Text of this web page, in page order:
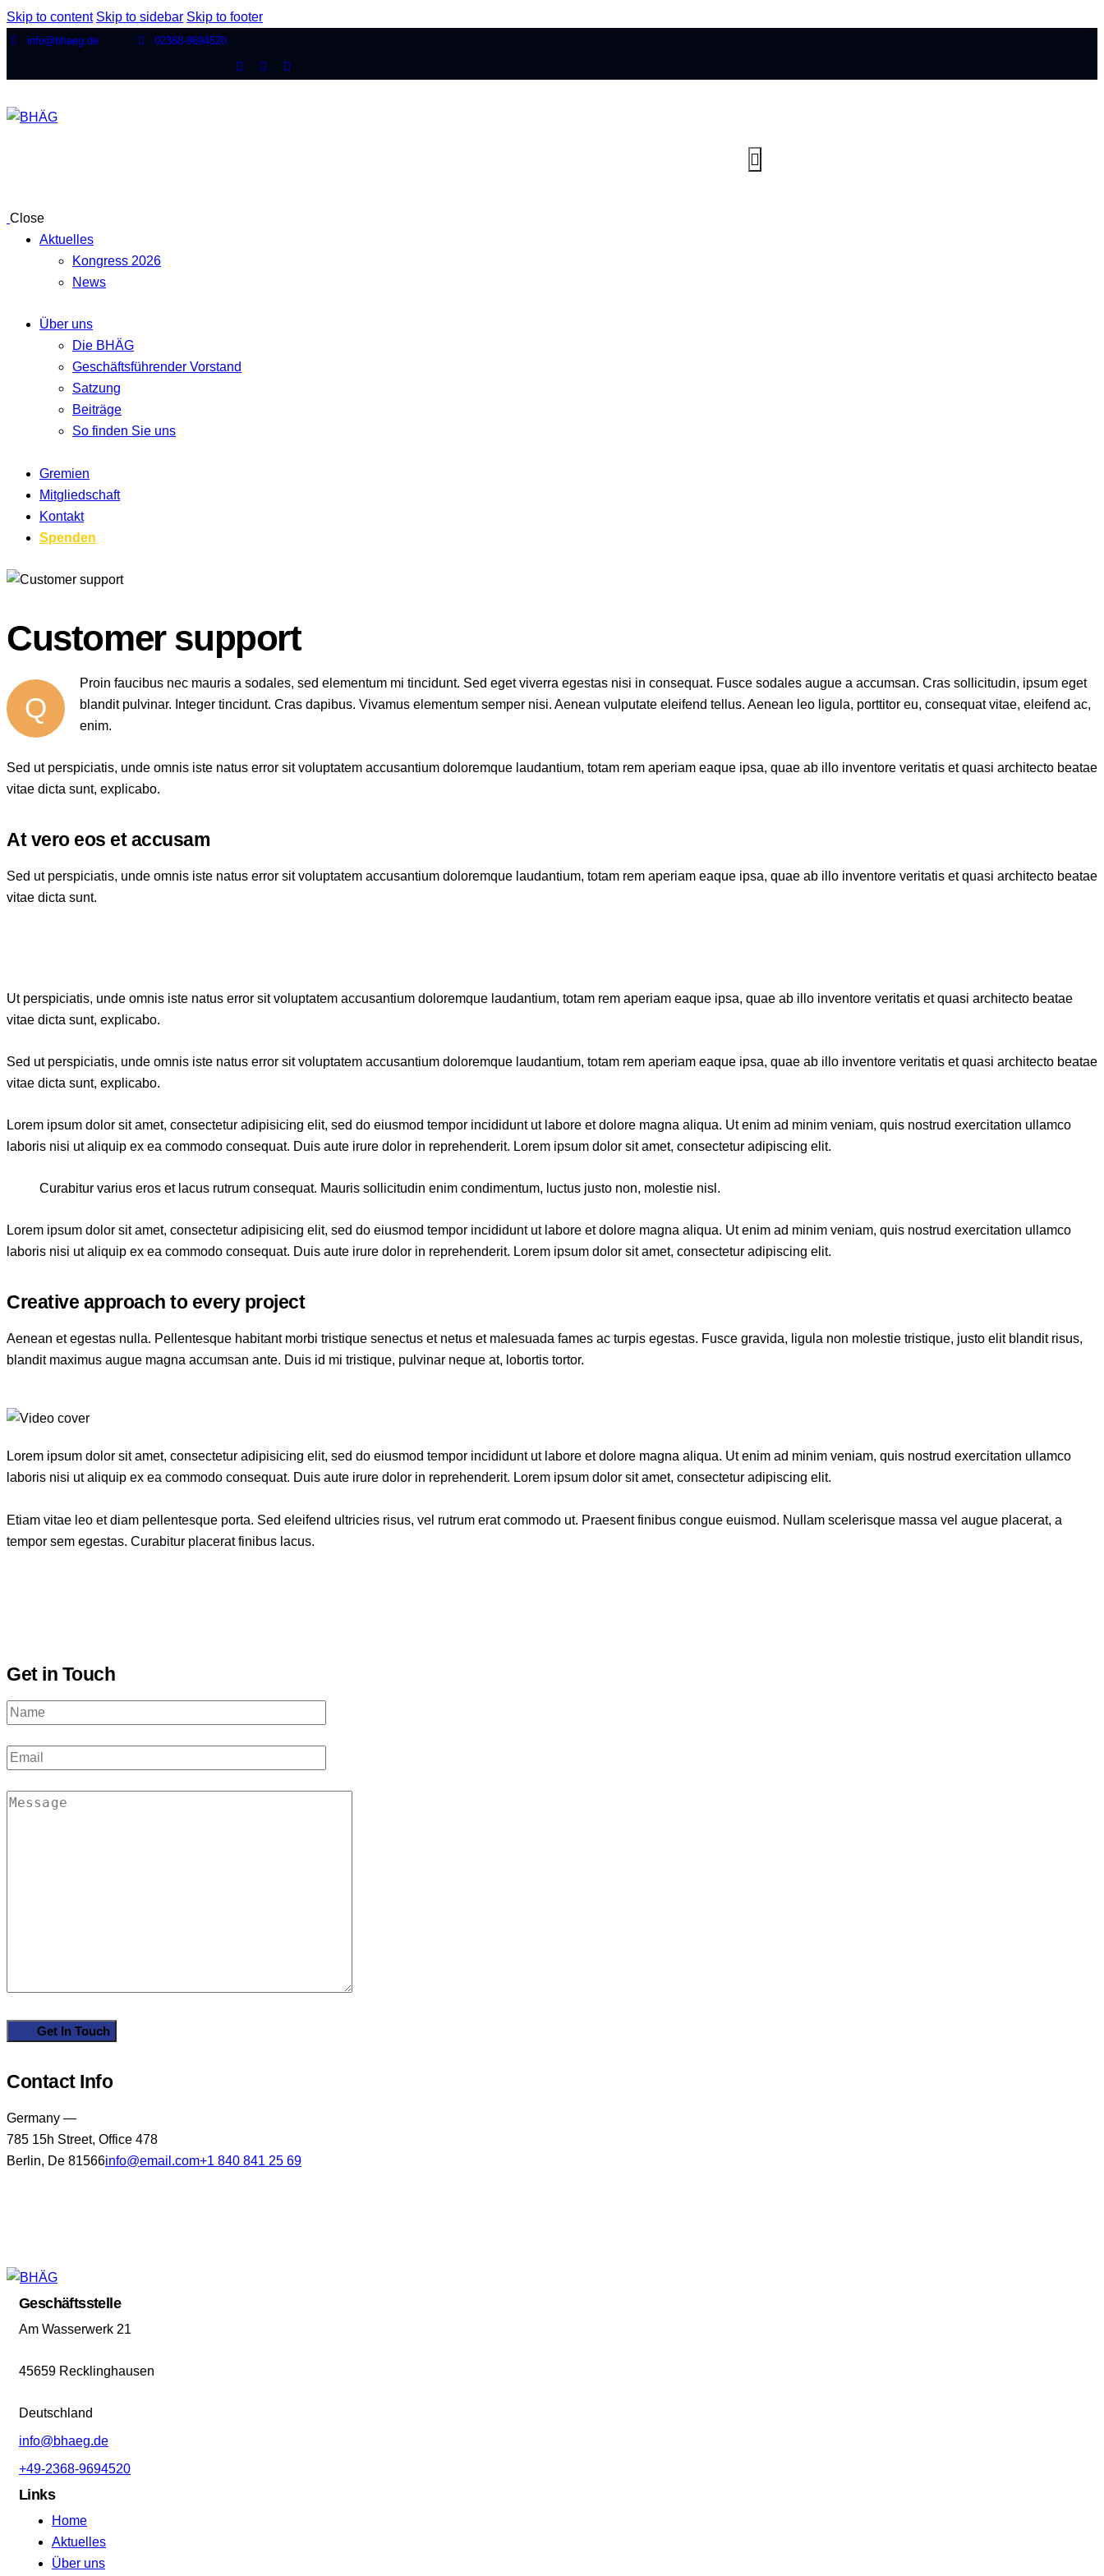
Skip to content Skip to sidebar Skip to footer
info@bhaeg.de 02368-9694520
Close
Aktuelles
Kongress 2026
News
Über uns
Die BHÄG
Geschäftsführender Vorstand
Satzung
Beiträge
So finden Sie uns
Gremien
Mitgliedschaft
Kontakt
Spenden
Customer support
Q
Proin faucibus nec mauris a sodales, sed elementum mi tincidunt. Sed eget viverra egestas nisi in consequat. Fusce sodales augue a accumsan. Cras sollicitudin, ipsum eget
blandit pulvinar. Integer tincidunt. Cras dapibus. Vivamus elementum semper nisi. Aenean vulputate eleifend tellus. Aenean leo ligula, porttitor eu, consequat vitae, eleifend ac,
enim.
Sed ut perspiciatis, unde omnis iste natus error sit voluptatem accusantium doloremque laudantium, totam rem aperiam eaque ipsa, quae ab illo inventore veritatis et quasi architecto beatae
vitae dicta sunt, explicabo.
At vero eos et accusam
Sed ut perspiciatis, unde omnis iste natus error sit voluptatem accusantium doloremque laudantium, totam rem aperiam eaque ipsa, quae ab illo inventore veritatis et quasi architecto beatae
vitae dicta sunt.
Ut perspiciatis, unde omnis iste natus error sit voluptatem accusantium doloremque laudantium, totam rem aperiam eaque ipsa, quae ab illo inventore veritatis et quasi architecto beatae
vitae dicta sunt, explicabo.
Sed ut perspiciatis, unde omnis iste natus error sit voluptatem accusantium doloremque laudantium, totam rem aperiam eaque ipsa, quae ab illo inventore veritatis et quasi architecto beatae
vitae dicta sunt, explicabo.
Lorem ipsum dolor sit amet, consectetur adipisicing elit, sed do eiusmod tempor incididunt ut labore et dolore magna aliqua. Ut enim ad minim veniam, quis nostrud exercitation ullamco
laboris nisi ut aliquip ex ea commodo consequat. Duis aute irure dolor in reprehenderit. Lorem ipsum dolor sit amet, consectetur adipiscing elit.
Curabitur varius eros et lacus rutrum consequat. Mauris sollicitudin enim condimentum, luctus justo non, molestie nisl.
Lorem ipsum dolor sit amet, consectetur adipisicing elit, sed do eiusmod tempor incididunt ut labore et dolore magna aliqua. Ut enim ad minim veniam, quis nostrud exercitation ullamco
laboris nisi ut aliquip ex ea commodo consequat. Duis aute irure dolor in reprehenderit. Lorem ipsum dolor sit amet, consectetur adipiscing elit.
Creative approach to every project
Aenean et egestas nulla. Pellentesque habitant morbi tristique senectus et netus et malesuada fames ac turpis egestas. Fusce gravida, ligula non molestie tristique, justo elit blandit risus,
blandit maximus augue magna accumsan ante. Duis id mi tristique, pulvinar neque at, lobortis tortor.
Lorem ipsum dolor sit amet, consectetur adipisicing elit, sed do eiusmod tempor incididunt ut labore et dolore magna aliqua. Ut enim ad minim veniam, quis nostrud exercitation ullamco
laboris nisi ut aliquip ex ea commodo consequat. Duis aute irure dolor in reprehenderit. Lorem ipsum dolor sit amet, consectetur adipiscing elit.
Etiam vitae leo et diam pellentesque porta. Sed eleifend ultricies risus, vel rutrum erat commodo ut. Praesent finibus congue euismod. Nullam scelerisque massa vel augue placerat, a
tempor sem egestas. Curabitur placerat finibus lacus.
Get in Touch
Contact Info
Germany —
785 15h Street, Office 478
Berlin, De 81566info@email.com+1 840 841 25 69
Geschäftsstelle
Am Wasserwerk 21
45659 Recklinghausen
Deutschland
info@bhaeg.de
+49-2368-9694520
Links
Home
Aktuelles
Über uns